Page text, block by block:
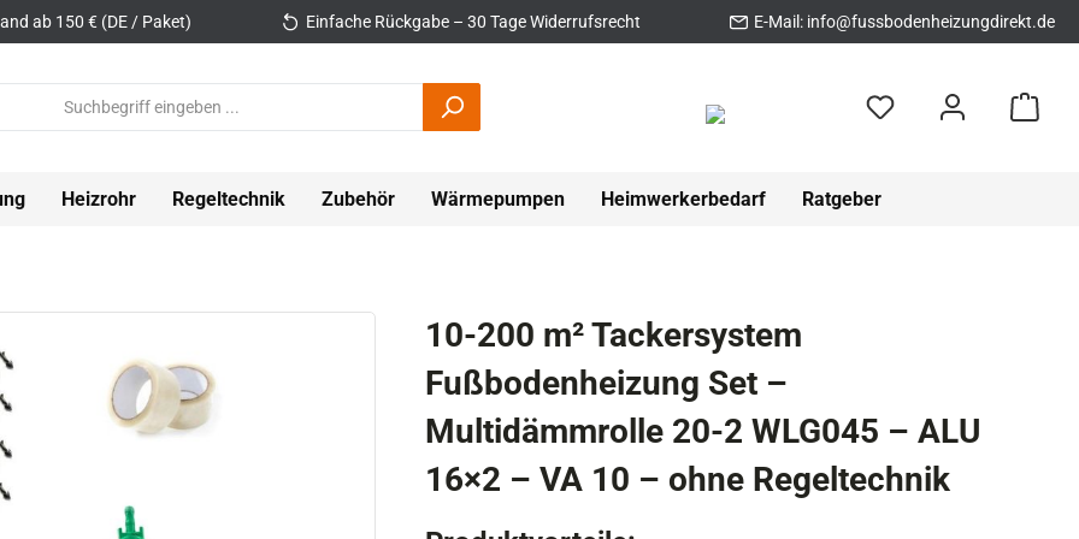
ab 150 € (DE / Paket) Einfache Rückgabe – 30 Tage Widerrufsrecht E-Mail: info@fussbodenheizungdirekt.de
Heizrohr Regeltechnik Zubehör Wärmepumpen Heimwerkerbedarf Ratgeber
10-200 m² Tackersystem
Fußbodenheizung Set –
Multidämmrolle 20-2 WLG045 – ALU
16×2 – VA 10 – ohne Regeltechnik